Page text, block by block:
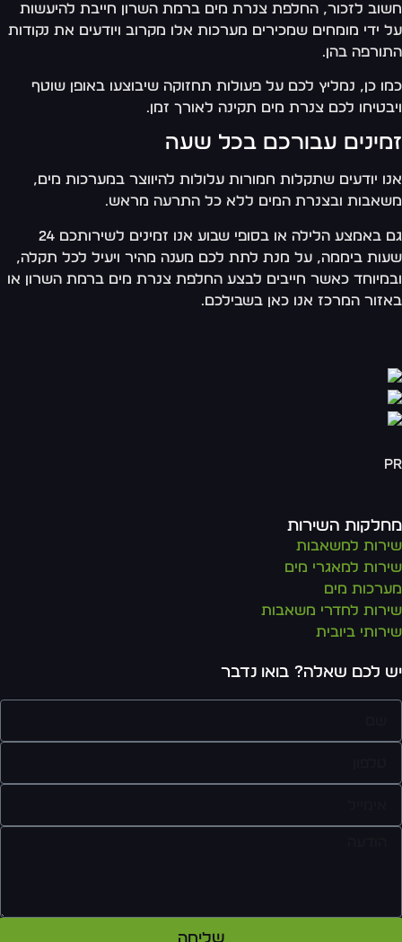
לזכור, החלפת צנרת מים ברמת השרון חייבת להיעשות
ידי מומחים שמכירים מערכות אלו מקרוב ויודעים את נקודות
בהן.
כן, נמליץ לכם על פעולות תחזוקה שיבוצעו באופן שוטף
לכם צנרת מים תקינה לאורך זמן.
עבורכם בכל שעה
יודעים שתקלות חמורות עלולות להיווצר במערכות מים,
ובצנרת המים ללא כל התרעה מראש.
גם באמצע הלילה או בסופי שבוע אנו זמינים לשירותכם 24
ביממה, על מנת לתת לכם מענה מהיר ויעיל לכל תקלה,
כאשר חייבים לבצע החלפת צנרת מים ברמת השרון או
המרכז אנו כאן בשבילכם.
השירות
למשאבות
למאגרי מים
מים
לחדרי משאבות
ביובית
לכם שאלה? בואו נדבר
שליחה